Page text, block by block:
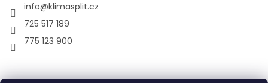
info@klimasplit.cz
725 517 189
775 123 900